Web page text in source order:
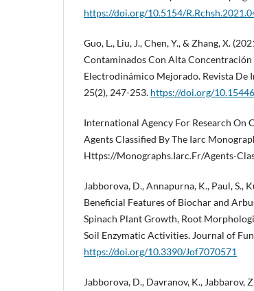
https://doi.org/10.5154/
Guo, L., Liu, J., Chen, Y., & Zhang, X.
Contaminados Con Alta
Electrodinámico Mejorado. Revista De
25(2), 247-253. https://doi.org/
International Agency For Research On
Agents Classified By The Iarc
Https://Monographs.Iarc.Fr/Agents-
Jabborova, D., Annapurna, K., Paul, S.,
Beneficial Features of Biochar and
Spinach Plant Growth, Root
Soil Enzymatic Activities. Journal of
https://doi.org/10.3390/Jof7070571
Jabborova, D., Davranov, K., Jabbarov,